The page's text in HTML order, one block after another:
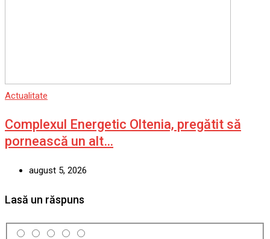
Actualitate
Complexul Energetic Oltenia, pregătit să
pornească un alt…
august 5, 2026
Lasă un răspuns